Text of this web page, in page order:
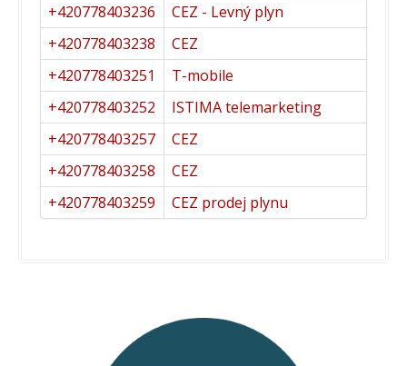
+420778403236
CEZ - Levný plyn
+420778403238
CEZ
+420778403251
T-mobile
+420778403252
ISTIMA telemarketing
+420778403257
CEZ
+420778403258
CEZ
+420778403259
CEZ prodej plynu